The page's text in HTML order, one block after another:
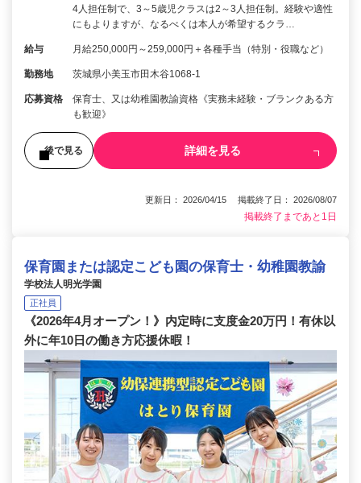
4人担任制で、3～5歳児クラスは2～3人担任制。経験や適性
にもよりますが、なるべくは本人が希望するクラ…
給与 月給250,000円～259,000円＋各種手当（特別・役職など）
勤務地 茨城県小美玉市田木谷1068-1
応募資格
保育士、又は幼稚園教諭資格《実務未経験・ブランクある方
も歓迎》
後で見る 詳細を見る
更新日： 2026/04/15 掲載終了日： 2026/08/07
掲載終了まであと1日
保育園または認定こども園の保育士・幼稚園教諭
学校法人明光学園
正社員
《2026年4月オープン！》内定時に支度金20万円！有休以
外に年10日の働き方応援休暇！